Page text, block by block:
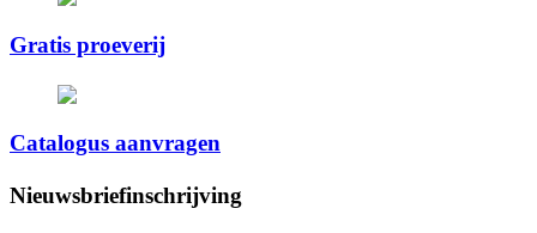
Gratis proeverij
Catalogus aanvragen
Nieuwsbriefinschrijving